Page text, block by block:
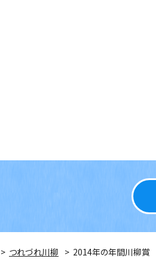
つれづれ川柳 2014年の年間川柳賞